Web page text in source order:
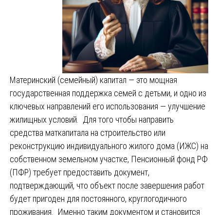
Материнский (семейный) капитал — это мощная
государственная поддержка семей с детьми, и одно из
ключевых направлений его использования — улучшение
жилищных условий. Для того чтобы направить
средства маткапитала на строительство или
реконструкцию индивидуального жилого дома (ИЖС) на
собственном земельном участке, Пенсионный фонд РФ
(ПФР) требует предоставить документ,
подтверждающий, что объект после завершения работ
будет пригоден для постоянного, круглогодичного
проживания. Именно таким документом и становится